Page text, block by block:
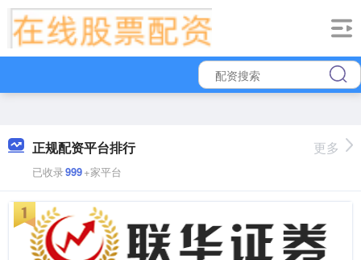
正规配资平台排行
已收录999+家平台
更多